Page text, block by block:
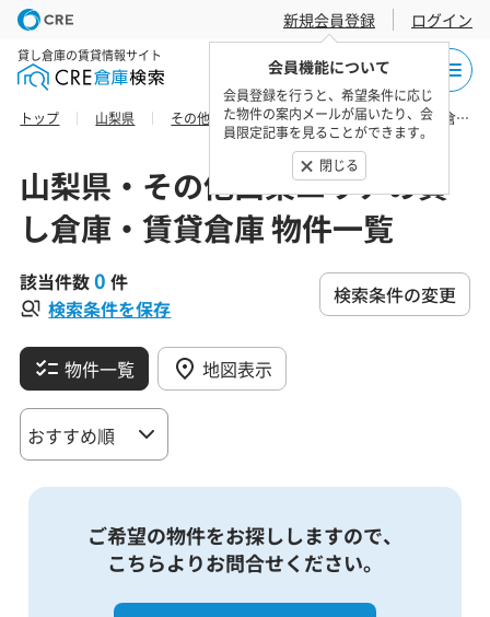
新規会員登録
会員機能について
会員登録を行うと、希望条件に応じ
た物件の案内メールが届いたり、会
員限定記事を見ることができます。
閉じる
ログイン
貸し倉庫の賃貸情報サイト
トップ 山梨県 その他山梨エリア 南都留郡忍野村の貸し倉庫・賃貸倉庫 物件一覧
山梨県・その他山梨エリアの貸
し倉庫・賃貸倉庫 物件一覧
該当件数0 件
検索条件を保存
検索条件の変更
物件一覧 地図表示
ご希望の物件をお探ししますので、
こちらよりお問合せください。